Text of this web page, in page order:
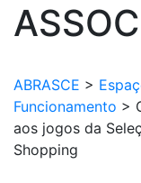
ABRASCE >
Funcionamento >
aos jogos da
Shopping